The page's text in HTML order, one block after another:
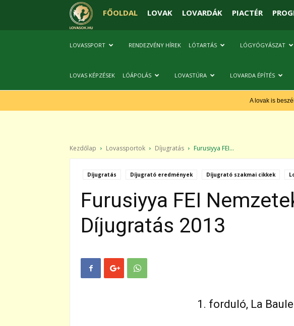
FŐOLDAL LOVAK LOVARDÁK PIACTÉR
LOVASSPORT RENDEZVÉNY HÍREK LÓTARTÁS LÓGYÓGYÁSZAT
LOVAS KÉPZÉSEK LÓÁPOLÁS LOVASTÚRA LOVARDA ÉPÍTÉS
A lovak is
Kezdőlap Lovassportok Díjugratás Furusiyya FEI...
Díjugratás Díjugrató eredmények Díjugrató szakmai cikkek
Furusiyya FEI
Díjugratás 2013
1. forduló, La Baule